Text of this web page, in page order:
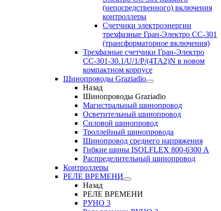
(непосредственного) включения
контроллеры
Счетчики электроэнергии
трехфазные Гран-Электро CC-301
(трансформаторное включения)
Трехфазные счетчики Гран-Электро
СС-301-30.1/U/1/P/(4TA2)N в новом
компактном корпусе
Шинопроводы Graziadio
Назад
Шинопроводы Graziadio
Магистральный шинопровод
Осветительный шинопровод
Силовой шинопровод
Троллейный шинопровода
Шинопровод среднего напряжения
Гибкие шины ISOLFLEX 800-6300 А
Распределительный шинопровод
Контроллеры
РЕЛЕ ВРЕМЕНИ
Назад
РЕЛЕ ВРЕМЕНИ
РУНО 3